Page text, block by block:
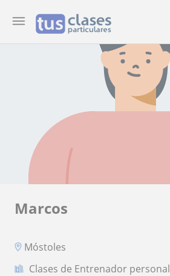
Marcos
Móstoles
Clases de Entrenador personal